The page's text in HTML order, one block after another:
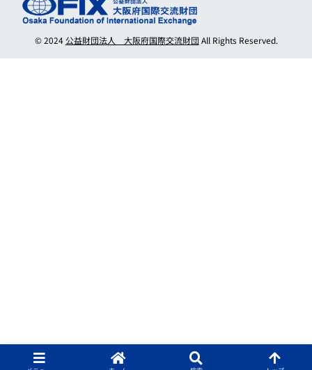
© 2024公益財団法人 大阪府国際交流財団 All Rights Reserved.